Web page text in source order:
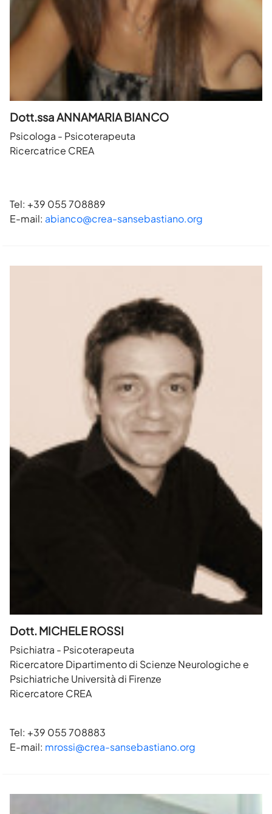
Dott.ssa ANNAMARIA BIANCO
Psicologa - Psicoterapeuta
Ricercatrice CREA
Tel: +39 055 708889
E-mail: abianco@crea-sansebastiano.org
Dott. MICHELE ROSSI
Psichiatra - Psicoterapeuta
Ricercatore Dipartimento di Scienze Neurologiche e
Psichiatriche Università di Firenze
Ricercatore CREA
Tel: +39 055 708883
E-mail: mrossi@crea-sansebastiano.org